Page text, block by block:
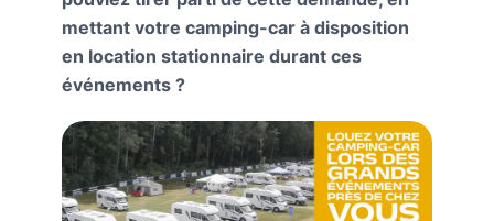
mettant votre camping-car à disposition
en location stationnaire durant ces
événements ?